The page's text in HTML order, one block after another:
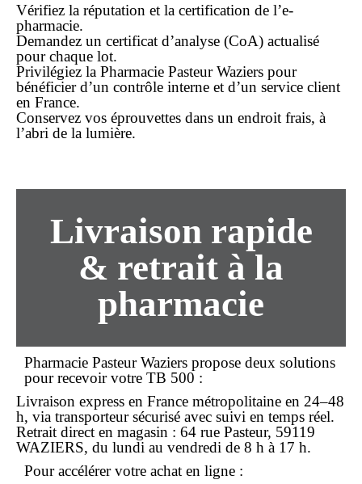
Vérifiez la réputation et la certification de l’e-
pharmacie.
Demandez un certificat d’analyse (CoA) actualisé
pour chaque lot.
Privilégiez la Pharmacie Pasteur Waziers pour
bénéficier d’un contrôle interne et d’un service client
en France.
Conservez vos éprouvettes dans un endroit frais, à
l’abri de la lumière.
Livraison rapide
& retrait à la
pharmacie
Pharmacie Pasteur Waziers propose deux solutions
pour recevoir votre TB 500 :
Livraison express en France métropolitaine en 24–48
h, via transporteur sécurisé avec suivi en temps réel.
Retrait direct en magasin : 64 rue Pasteur, 59119
WAZIERS, du lundi au vendredi de 8 h à 17 h.
Pour accélérer votre achat en ligne :